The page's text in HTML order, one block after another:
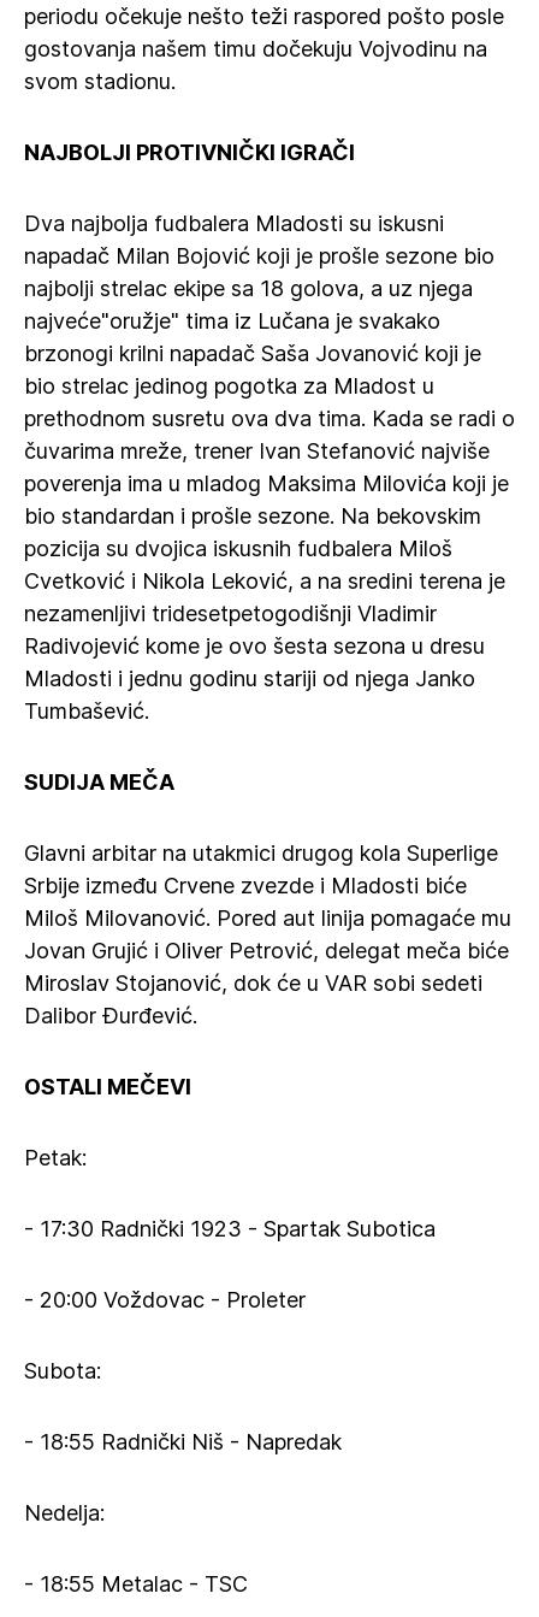
periodu očekuje nešto teži raspored pošto posle
gostovanja našem timu dočekuju Vojvodinu na
svom stadionu.
NAJBOLJI PROTIVNIČKI IGRAČI
Dva najbolja fudbalera Mladosti su iskusni
napadač Milan Bojović koji je prošle sezone bio
najbolji strelac ekipe sa 18 golova, a uz njega
najveće"oružje" tima iz Lučana je svakako
brzonogi krilni napadač Saša Jovanović koji je
bio strelac jedinog pogotka za Mladost u
prethodnom susretu ova dva tima. Kada se radi o
čuvarima mreže, trener Ivan Stefanović najviše
poverenja ima u mladog Maksima Milovića koji je
bio standardan i prošle sezone. Na bekovskim
pozicija su dvojica iskusnih fudbalera Miloš
Cvetković i Nikola Leković, a na sredini terena je
nezamenljivi tridesetpetogodišnji Vladimir
Radivojević kome je ovo šesta sezona u dresu
Mladosti i jednu godinu stariji od njega Janko
Tumbašević.
SUDIJA MEČA
Glavni arbitar na utakmici drugog kola Superlige
Srbije između Crvene zvezde i Mladosti biće
Miloš Milovanović. Pored aut linija pomagaće mu
Jovan Grujić i Oliver Petrović, delegat meča biće
Miroslav Stojanović, dok će u VAR sobi sedeti
Dalibor Đurđević.
OSTALI MEČEVI
Petak:
- 17:30 Radnički 1923 - Spartak Subotica
- 20:00 Voždovac - Proleter
Subota:
- 18:55 Radnički Niš - Napredak
Nedelja:
- 18:55 Metalac - TSC